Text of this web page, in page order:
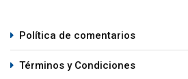
Política de comentarios
Términos y Condiciones